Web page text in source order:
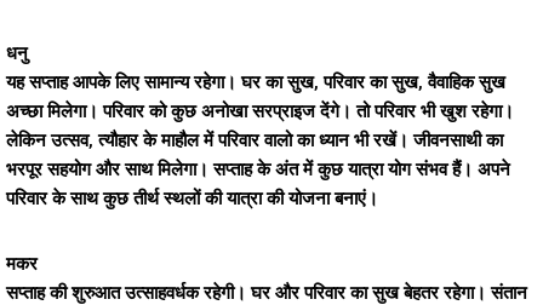
धनु
यह सप्ताह आपके लिए सामान्य रहेगा। घर का सुख, परिवार का सुख, वैवाहिक सुख
अच्छा मिलेगा। परिवार को कुछ अनोखा सरप्राइज देंगे। तो परिवार भी खुश रहेगा।
लेकिन उत्सव, त्यौहार के माहौल में परिवार वालो का ध्यान भी रखें। जीवनसाथी का
भरपूर सहयोग और साथ मिलेगा। सप्ताह के अंत में कुछ यात्रा योग संभव हैं। अपने
परिवार के साथ कुछ तीर्थ स्थलों की यात्रा की योजना बनाएं।
मकर
सप्ताह की शुरुआत उत्साहवर्धक रहेगी। घर और परिवार का सुख बेहतर रहेगा। संतान